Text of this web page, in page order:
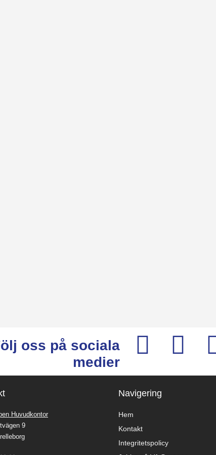
oss på sociala
medier
Huvudkontor
9
Navigering
Hem
Kontakt
Integritetspolicy